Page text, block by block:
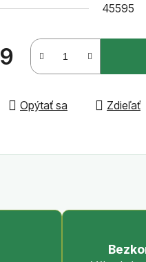
45595
cena:
Opýtať sa Zdieľať